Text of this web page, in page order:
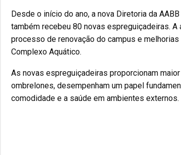
Desde o início do ano, a nova Diretoria da
também recebeu 80 novas espreguiçadeiras.
processo de renovação do campus e
Complexo Aquático.
As novas espreguiçadeiras proporcionam
ombrelones, desempenham um papel
comodidade e a saúde em ambientes externos.